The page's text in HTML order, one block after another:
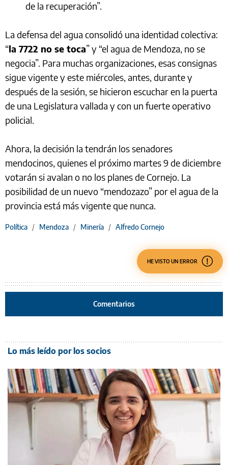
de la recuperación”.
La defensa del agua consolidó una identidad colectiva:
“la 7722 no se toca” y “el agua de Mendoza, no se
negocia”. Para muchas organizaciones, esas consignas
sigue vigente y este miércoles, antes, durante y
después de la sesión, se hicieron escuchar en la puerta
de una Legislatura vallada y con un fuerte operativo
policial.
Ahora, la decisión la tendrán los senadores
mendocinos, quienes el próximo martes 9 de diciembre
votarán si avalan o no los planes de Cornejo. La
posibilidad de un nuevo “mendozazo” por el agua de la
provincia está más vigente que nunca.
Política / Mendoza / Minería / Alfredo Cornejo
HE VISTO UN ERROR
Comentarios
Lo más leído por los socios